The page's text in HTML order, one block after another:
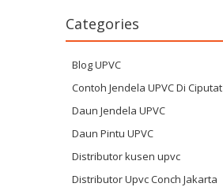
Categories
Blog UPVC
Contoh Jendela UPVC Di Ciputat
Daun Jendela UPVC
Daun Pintu UPVC
Distributor kusen upvc
Distributor Upvc Conch Jakarta